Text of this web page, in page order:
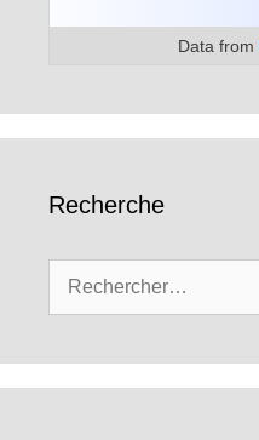
Data from
Recherche
Rechercher :